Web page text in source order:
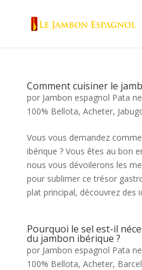
Comment cuisiner le
por Jambon espagnol Pata
100% Bellota, Acheter,
Vous vous demandez
ibérique ? Vous êtes au bon
nous vous dévoilerons les
pour sublimer ce trésor
plat principal, découvrez des
Pourquoi le sel est-il
du jambon ibérique ?
por Jambon espagnol Pata
100% Bellota, Acheter,